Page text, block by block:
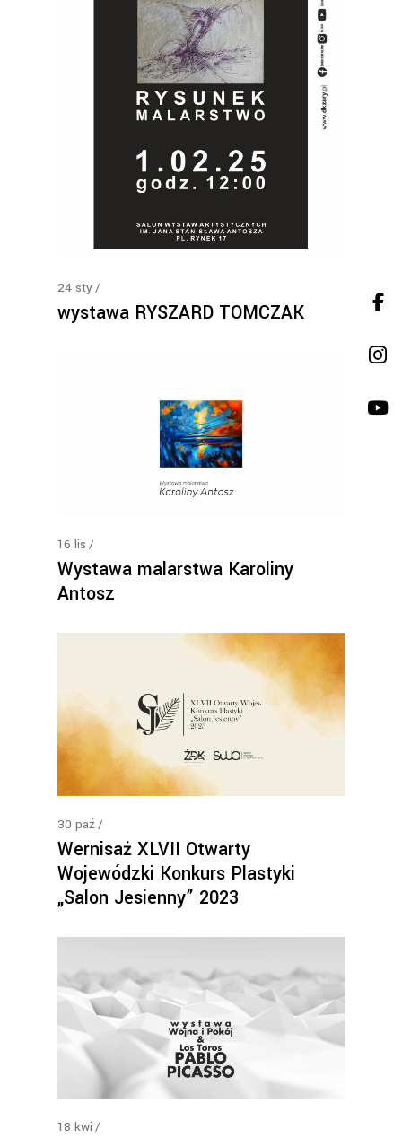
24 sty
wystawa RYSZARD TOMCZAK
16 lis
Wystawa malarstwa Karoliny
Antosz
30 paź
Wernisaż XLVII Otwarty
Wojewódzki Konkurs Plastyki
„Salon Jesienny” 2023
18 kwi